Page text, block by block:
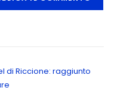
di Riccione: raggiunto